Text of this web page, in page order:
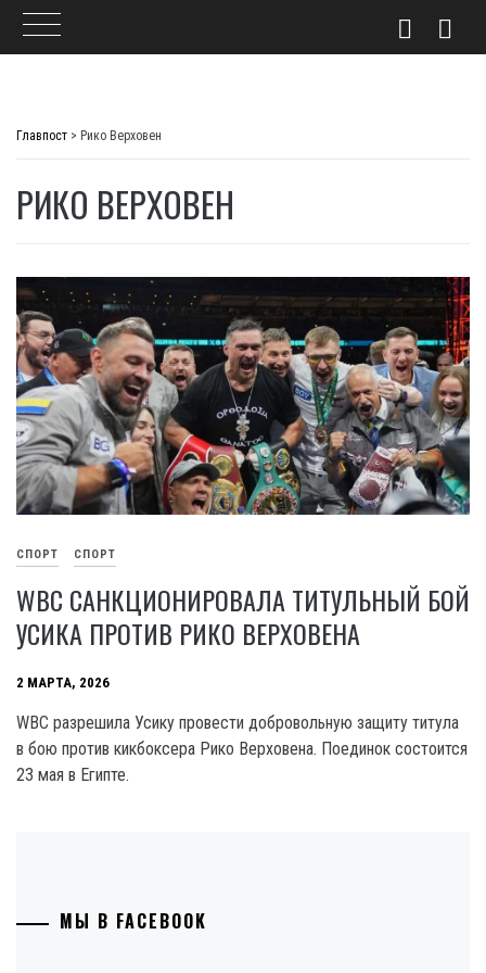
Главпост > Рико Верховен
РИКО ВЕРХОВЕН
СПОРТ СПОРТ
WBC САНКЦИОНИРОВАЛА ТИТУЛЬНЫЙ БОЙ
УСИКА ПРОТИВ РИКО ВЕРХОВЕНА
2 МАРТА, 2026
WBC разрешила Усику провести добровольную защиту титула
в бою против кикбоксера Рико Верховена. Поединок состоится
23 мая в Египте.
МЫ В FACEBOOK